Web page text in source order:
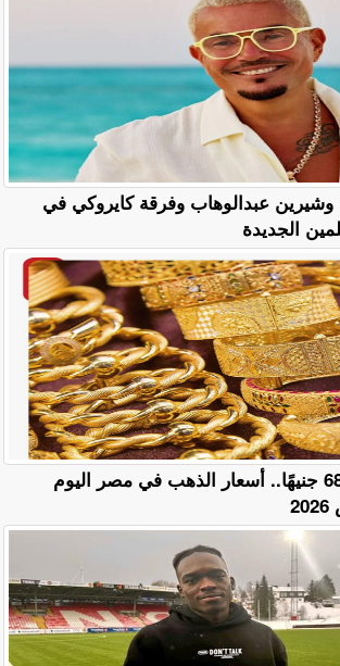
وشيرين عبدالوهاب وفرقة كايروكي في
الجديدة
عيار 24 يسجل 6834 جنيهًا.. أسعار الذهب في مصر اليوم